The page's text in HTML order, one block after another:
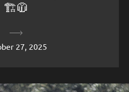
🏗🧥
27, 2025